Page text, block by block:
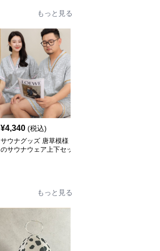
もっと見る
¥4,340 (税込)
サウナグッズ 唐草模様
のサウナウェア上下セッ
もっと見る